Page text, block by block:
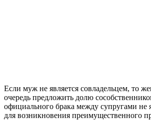
Если муж не является совладельцем, то
очередь предложить долю
официального брака между супругами не
для возникновения преимущественного